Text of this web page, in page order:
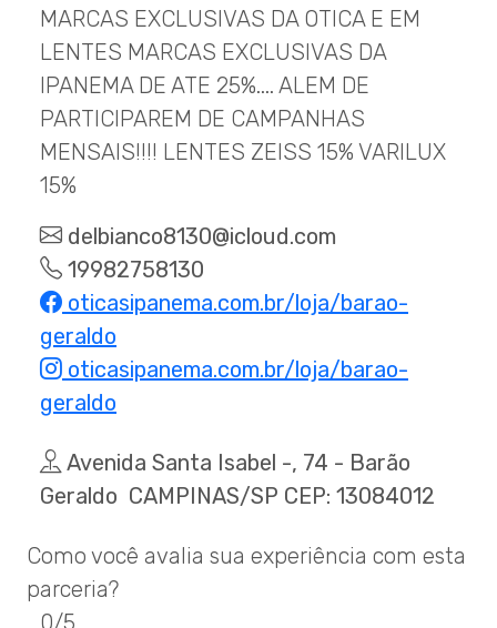
MARCAS EXCLUSIVAS DA OTICA E EM
LENTES MARCAS EXCLUSIVAS DA
IPANEMA DE ATE 25%.... ALEM DE
PARTICIPAREM DE CAMPANHAS
MENSAIS!!!! LENTES ZEISS 15% VARILUX
15%
delbianco8130@icloud.com
19982758130
oticasipanema.com.br/loja/barao-
geraldo
oticasipanema.com.br/loja/barao-
geraldo
Avenida Santa Isabel -, 74 - Barão
Geraldo CAMPINAS/SP CEP: 13084012
Como você avalia sua experiência com esta
parceria?
0/5